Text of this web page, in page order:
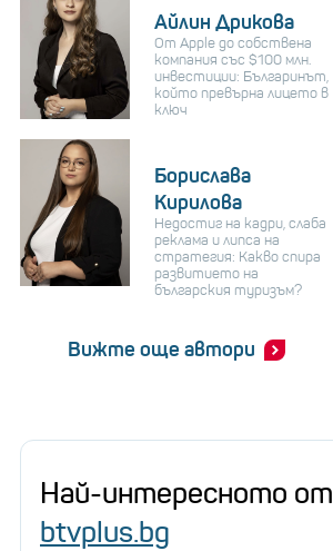
Айлин Дрикова
От Apple до собствена
компания със $100 млн.
инвестиции: Българинът,
който превърна лицето в
ключ
Борислава
Кирилова
Недостиг на кадри, слаба
реклама и липса на
стратегия: Какво спира
развитието на
българския туризъм?
Вижте още автори
Най-интересното от
btvplus.bg